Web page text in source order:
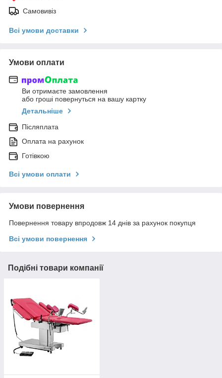
Самовивіз
Всі умови доставки
Умови оплати
Ви отримаєте замовлення
або гроші повернуться на вашу картку
Детальніше
Післяплата
Оплата на рахунок
Готівкою
Всі умови оплати
Умови повернення
Повернення товару впродовж 14 днів за рахунок покупця
Всі умови повернення
Подібні товари компанії